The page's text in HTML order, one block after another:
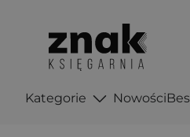
Kategorie Nowości